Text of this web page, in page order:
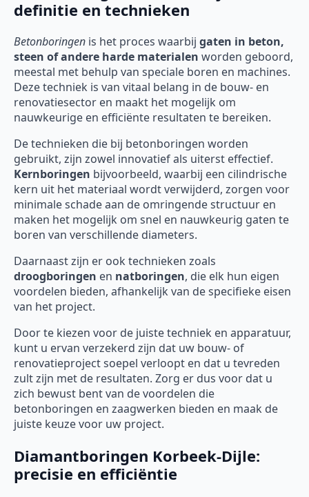
definitie en technieken
Betonboringen is het proces waarbij gaten in beton,
steen of andere harde materialen worden geboord,
meestal met behulp van speciale boren en machines.
Deze techniek is van vitaal belang in de bouw- en
renovatiesector en maakt het mogelijk om
nauwkeurige en efficiënte resultaten te bereiken.
De technieken die bij betonboringen worden
gebruikt, zijn zowel innovatief als uiterst effectief.
Kernboringen bijvoorbeeld, waarbij een cilindrische
kern uit het materiaal wordt verwijderd, zorgen voor
minimale schade aan de omringende structuur en
maken het mogelijk om snel en nauwkeurig gaten te
boren van verschillende diameters.
Daarnaast zijn er ook technieken zoals
droogboringen en natboringen, die elk hun eigen
voordelen bieden, afhankelijk van de specifieke eisen
van het project.
Door te kiezen voor de juiste techniek en apparatuur,
kunt u ervan verzekerd zijn dat uw bouw- of
renovatieproject soepel verloopt en dat u tevreden
zult zijn met de resultaten. Zorg er dus voor dat u
zich bewust bent van de voordelen die
betonboringen en zaagwerken bieden en maak de
juiste keuze voor uw project.
Diamantboringen Korbeek-Dijle:
precisie en efficiëntie